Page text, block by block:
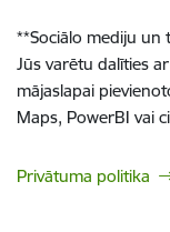
**Sociālo mediju un
Jūs varētu dalīties
mājaslapai
Maps, PowerBI vai
Privātuma politika